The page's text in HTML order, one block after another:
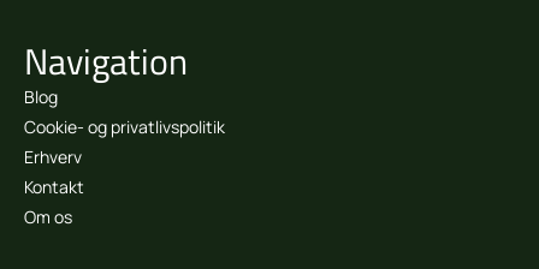
Navigation
Blog
Cookie- og privatlivspolitik
Erhverv
Kontakt
Om os